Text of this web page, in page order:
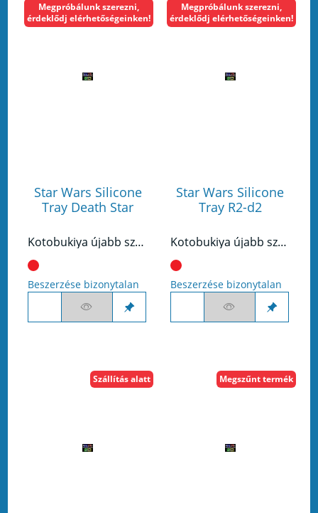
Star Wars Silicone
Tray Death Star
Kotobukiya újabb szórakoztató és eredeti terméket készített a családi asztalra!
Megpróbálunk szerezni,
érdeklődj elérhetőségeinken!
Beszerzése bizonytalan
Star Wars Silicone
Tray R2-d2
Kotobukiya újabb szórakoztató és eredeti terméket készített a családi asztalra!
Megpróbálunk szerezni,
érdeklődj elérhetőségeinken!
Beszerzése bizonytalan
Szállítás alatt Megszűnt termék